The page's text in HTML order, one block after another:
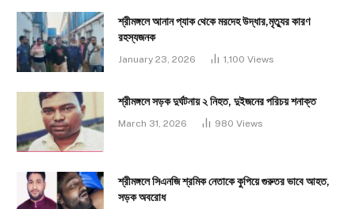
শ্রীমঙ্গলে আনান প্যাক থেকে মরদেহ উদ্ধার,মৃত্যুর কারণ
রহস্যজনক
January 23, 2026 1,100 Views
শ্রীমঙ্গলে সড়ক দুর্ঘটনায় ২ নিহত, দুইজনের পরিচয় শনাক্ত
March 31, 2026 980 Views
শ্রীমঙ্গলে সিএনজি শ্রমিক নেতাকে কুপিয়ে গুরুতর ভাবে আহত,
সড়ক অবরোধ